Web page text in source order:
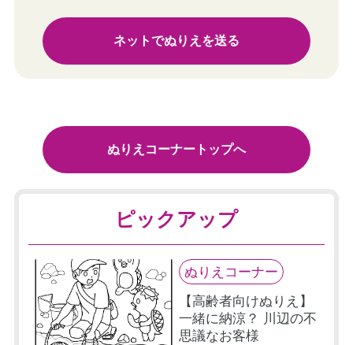
ネットでぬりえを送る
ぬりえコーナートップへ
ピックアップ
ぬりえコーナー
【高齢者向けぬりえ】
一緒に納涼？ 川辺の不
思議なお客様